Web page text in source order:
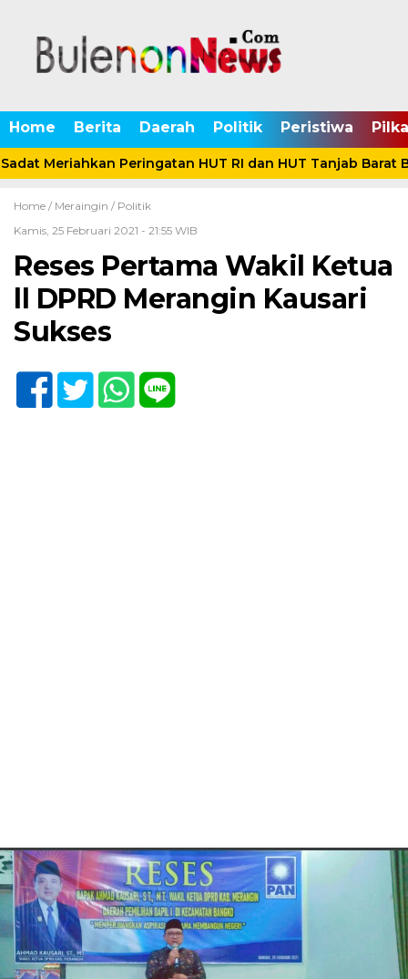
Home Berita Daerah Politik Peristiwa
Meriahkan Peringatan HUT RI dan HUT Tanjab Barat
Home / Meraingin / Politik
Kamis, 25 Februari 2021 - 21:55 WIB
Reses Pertama Wakil Ketua
ll DPRD Merangin Kausari
Sukses